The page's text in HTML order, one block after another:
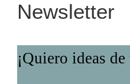
Newsletter
¡Quiero ideas